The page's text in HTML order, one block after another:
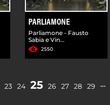
PARLIAMONE
Parliamone - Fausto
Sabia e Vin...
2550
23 24 25 26 27 28 29 …